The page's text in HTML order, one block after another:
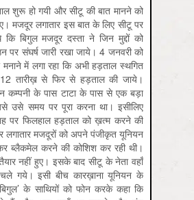
शुरू हो गयी और सीटू की बात मानने को
मजदूर लगातार इस बात के लिए सीटू पर
बिगुल मजदूर दस्ता ने जिन मुद्दों को
पर संघर्ष जारी रखा जाये। 4 जनवरी को
मनाने में लगा रहा कि अभी हड़ताल स्थगित
तारीख़ से फिर से हड़ताल की जाये।
कम्पनी के पास टाटा के पास से एक बड़ा
उसे समय पर पूरा करना था। इसीलिए
पर फिलहाल हड़ताल को ख़त्म करने की
लगातार मजदूरों को अपने पंजीकृत यूनियन
ब्लैकमेल करने की कोशिश कर रही थी।
नहीं हुए। इसके बाद सीटू के नेता वहाँ
गये। इसी बीच कारख़ाना यूनियन के
के साथियों को फोन करके कहा कि